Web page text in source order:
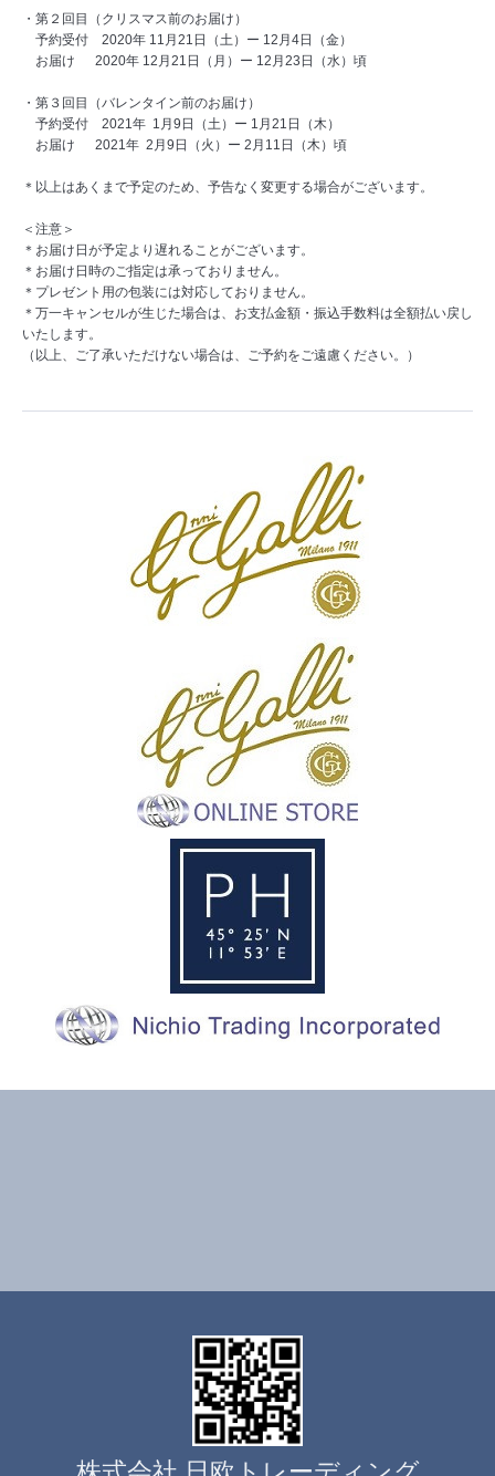
・第２回目（クリスマス前のお届け）
予約受付 2020年 11月21日（土）ー 12月4日（金）
お届け 2020年 12月21日（月）ー 12月23日（水）頃
・第３回目（バレンタイン前のお届け）
予約受付 2021年 1月9日（土）ー 1月21日（木）
お届け 2021年 2月9日（火）ー 2月11日（木）頃
＊以上はあくまで予定のため、予告なく変更する場合がございます。
＜注意＞
＊お届け日が予定より遅れることがございます。
＊お届け日時のご指定は承っておりません。
＊プレゼント用の包装には対応しておりません。
＊万一キャンセルが生じた場合は、お支払金額・振込手数料は全額払い戻し
いたします。
（以上、ご了承いただけない場合は、ご予約をご遠慮ください。）